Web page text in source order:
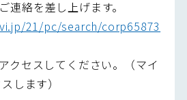
連絡を差し上げます。
21/pc/search/corp65873
クセスしてください。（マイ
します）